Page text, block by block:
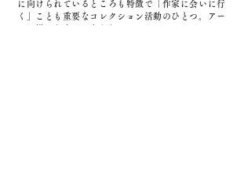
に向けられているところも特徴で「作家に会いに行
く」ことも重要なコレクション活動のひとつ。アー